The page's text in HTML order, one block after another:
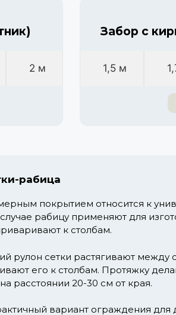
2 м
Забор с
1,5 м
рабица
покрытием относится к
рабицу применяют для
к столбам.
рулон сетки растягивают
его к столбам. Протяжку
расстоянии 20-30 см от края.
вариант ограждения для